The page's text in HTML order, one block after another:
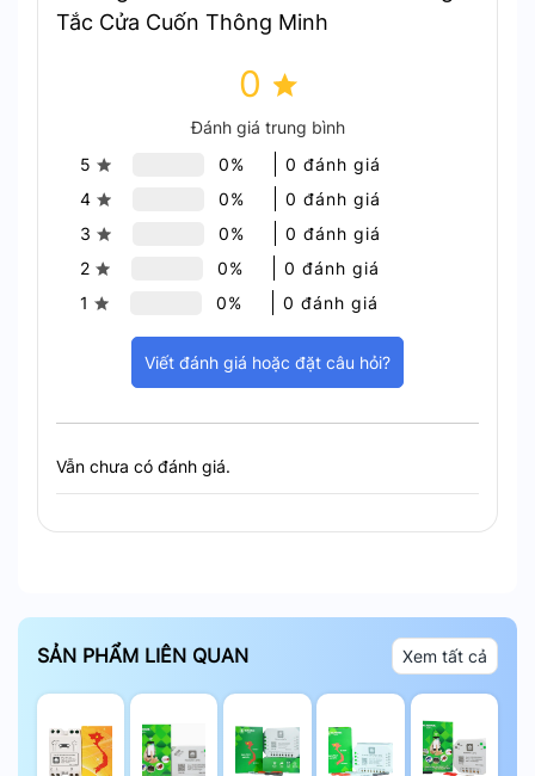
thống cửa cuốn hiện đại.
Xưởng Sản Xuất: Tăng cường an ninh và hiệu
Tại Sao Nên Chọn Hunonic HN-
Tiện Lợi Vượt Trội: Điều khiển từ xa, hẹn giờ
linh hoạt.
Tắc Cửa Cuốn Thông Minh
0
Đánh giá trung bình
5
0%
0 đánh giá
4
0%
0 đánh giá
3
0%
0 đánh giá
2
0%
0 đánh giá
1
0% 0 đánh giá
Viết đánh giá hoặc đặt câu hỏi?
Vẫn chưa có đánh giá.
SẢN PHẨM LIÊN QUAN Xem tất cả